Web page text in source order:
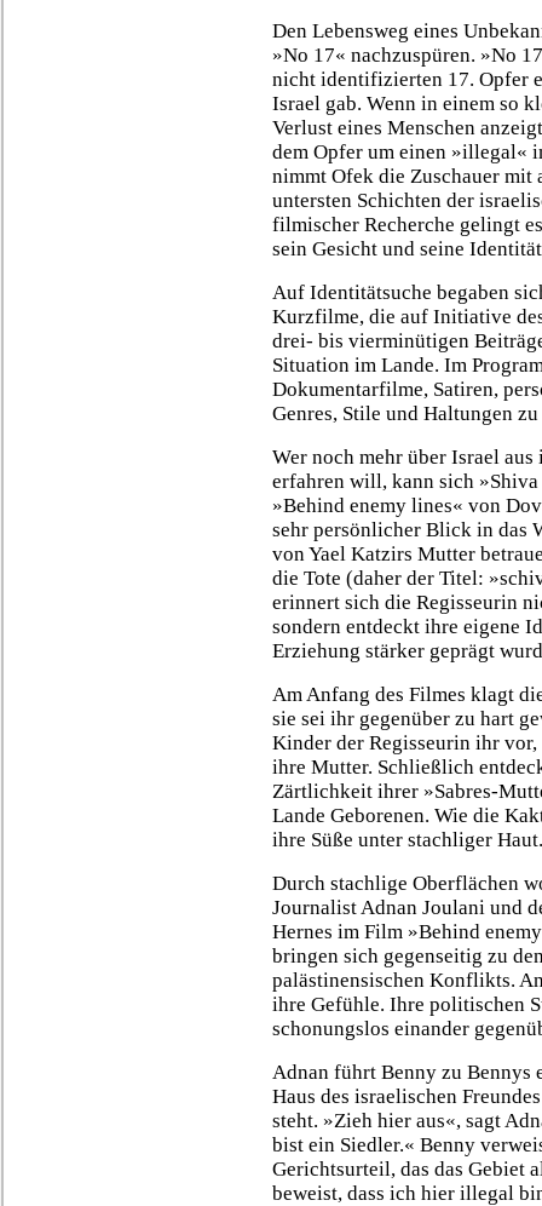
Den Lebensweg eines
»No 17« nachzuspüren. »No
nicht identifizierten 17. Opfer
Israel gab. Wenn in einem so
Verlust eines Menschen
dem Opfer um einen »illegal«
nimmt Ofek die Zuschauer mit
untersten Schichten der
filmischer Recherche gelingt
sein Gesicht und seine
Auf Identitätsuche begaben
Kurzfilme, die auf Initiative
drei- bis vierminütigen
Situation im Lande. Im
Dokumentarfilme, Satiren,
Genres, Stile und Haltungen
Wer noch mehr über Israel
erfahren will, kann sich
»Behind enemy lines« von
sehr persönlicher Blick in das
von Yael Katzirs Mutter
die Tote (daher der Titel:
erinnert sich die Regisseurin
sondern entdeckt ihre eigene
Erziehung stärker geprägt
Am Anfang des Filmes klagt
sie sei ihr gegenüber zu hart
Kinder der Regisseurin ihr vor,
ihre Mutter. Schließlich
Zärtlichkeit ihrer »Sabres-
Lande Geborenen. Wie die
ihre Süße unter stachliger Haut.
Durch stachlige Oberflächen
Journalist Adnan Joulani und
Hernes im Film »Behind
bringen sich gegenseitig zu
palästinensischen Konflikts.
ihre Gefühle. Ihre politischen
schonungslos einander
Adnan führt Benny zu Bennys
Haus des israelischen
steht. »Zieh hier aus«, sagt
bist ein Siedler.« Benny
Gerichtsurteil, das das Gebiet
beweist, dass ich hier illegal